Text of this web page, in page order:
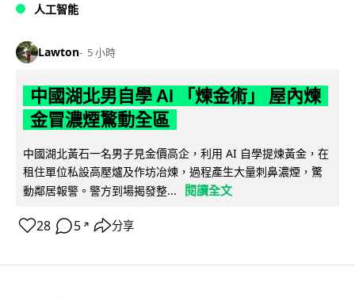
人工智能
Lawton 5 小時
中國湖北男自學 AI 「煉金術」 屋內煉
金冒濃煙驚動全區
中國湖北黃石一名男子見金價高企，利用 AI 自學提煉黃金，在
租住單位私設高壓爐及作坊冶煉，過程產生大量刺鼻濃煙，驚
動鄰居報警。警方到場揭發整...
閱讀全文
28 5 ↗ 分享